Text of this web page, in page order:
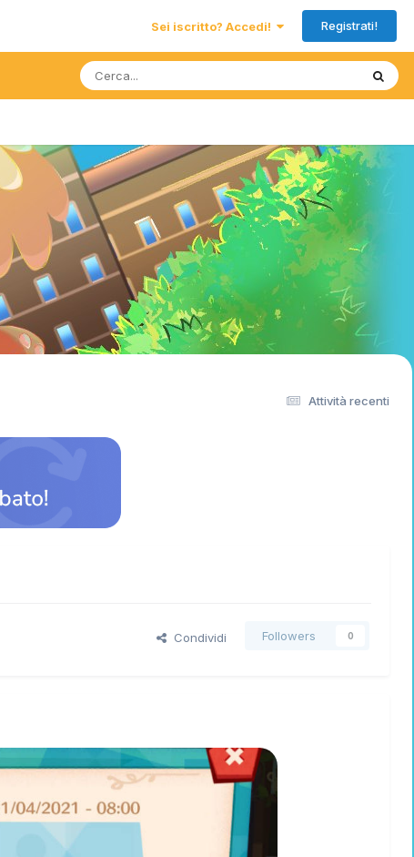
Sei iscritto? Accedi! Registrati!
Attività recenti
Condividi Followers 0